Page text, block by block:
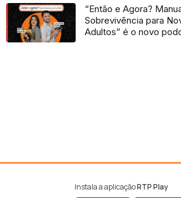
“Então e Agora?
Sobrevivência para
Adultos” é o novo
Instala a aplicaçãoRTP Play